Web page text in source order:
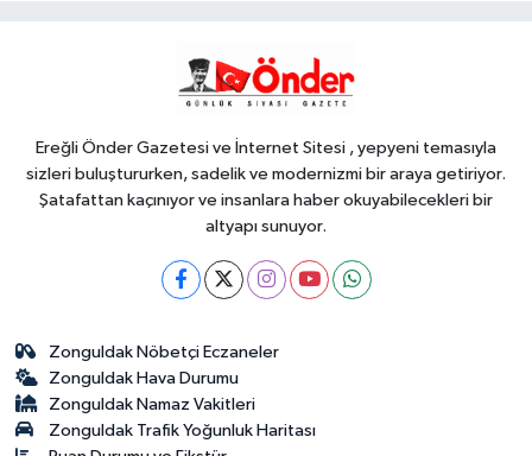
18:48.
Ereğli Önder Gazetesi ve İnternet Sitesi , yepyeni temasıyla
sizleri buluştururken, sadelik ve modernizmi bir araya getiriyor.
Şatafattan kaçınıyor ve insanlara haber okuyabilecekleri bir
altyapı sunuyor.
Zonguldak Nöbetçi Eczaneler
Zonguldak Hava Durumu
Zonguldak Namaz Vakitleri
Zonguldak Trafik Yoğunluk Haritası